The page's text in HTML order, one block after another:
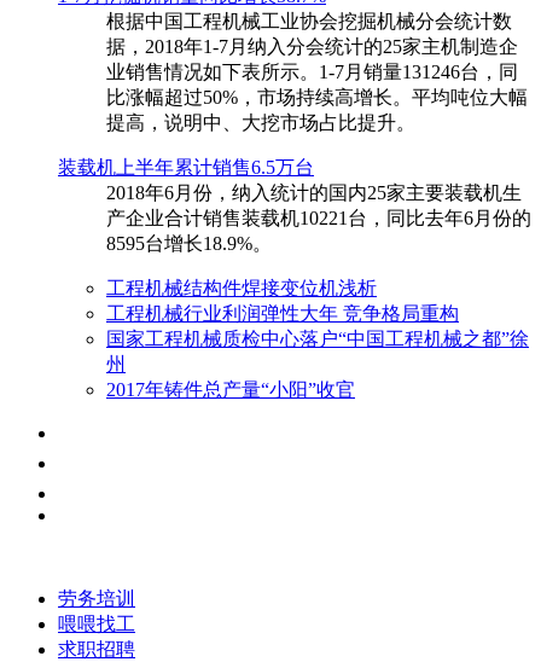
根据中国工程机械工业协会挖掘机械分会统计数
据，2018年1-7月纳入分会统计的25家主机制造企
业销售情况如下表所示。1-7月销量131246台，同
比涨幅超过50%，市场持续高增长。平均吨位大幅
提高，说明中、大挖市场占比提升。
装载机上半年累计销售6.5万台
​2018年6月份，纳入统计的国内25家主要装载机生
产企业合计销售装载机10221台，同比去年6月份的
8595台增长18.9%。
工程机械结构件焊接变位机浅析
工程机械行业利润弹性大年 竞争格局重构
国家工程机械质检中心落户“中国工程机械之都”徐
州
2017年铸件总产量“小阳”收官
劳务培训
喂喂找工
求职招聘